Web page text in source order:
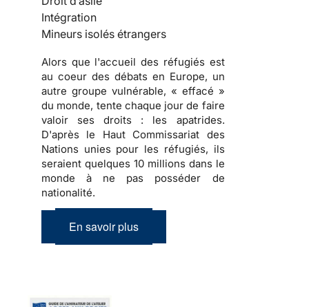
Intégration
Mineurs isolés étrangers
Alors que l'accueil des réfugiés est
au coeur des débats en Europe, un
autre groupe vulnérable, « effacé »
du monde, tente chaque jour de faire
valoir ses droits : les apatrides.
D'après le Haut Commissariat des
Nations unies pour les réfugiés, ils
seraient quelques 10 millions dans le
monde à ne pas posséder de
nationalité.
En savoir plus